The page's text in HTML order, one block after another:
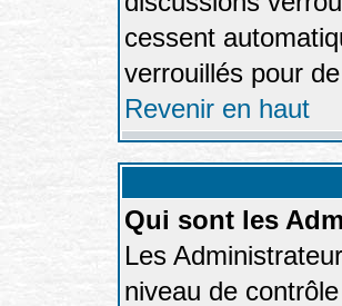
cessent
verrouillés pour
Revenir en haut
Qui sont les
Les
niveau de